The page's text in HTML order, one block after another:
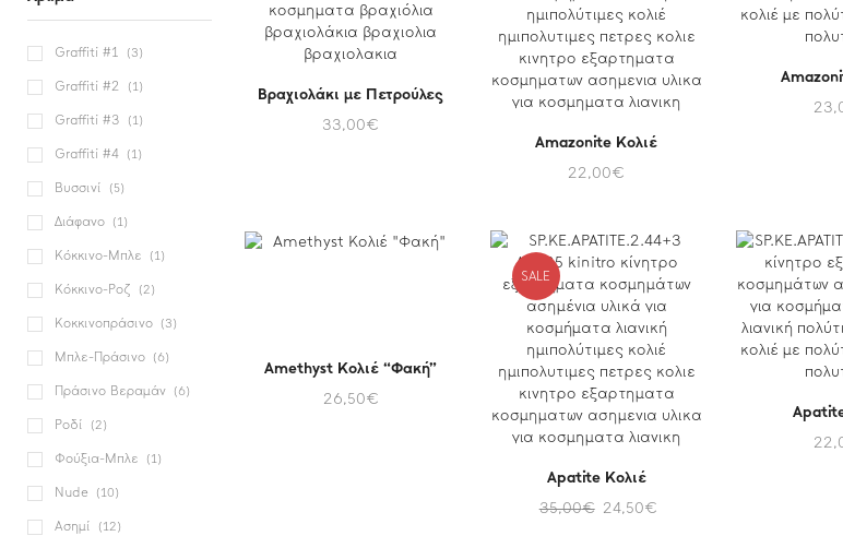
Βραχιολάκι με Πετρούλες
33,00€
Amazonite Κολιέ
22,00€
Amethyst Κολιέ “Φακή”
26,50€
SALE
Apatite Κολιέ
35,00€ 24,50€
Graffiti #1 (3)
Graffiti #2 (1)
Graffiti #3 (1)
Graffiti #4 (1)
Βυσσινί (5)
Διάφανο (1)
Κόκκινο-Μπλε (1)
Κόκκινο-Ροζ (2)
Κοκκινοπράσινο (3)
Μπλε-Πράσινο (6)
Πράσινο Βεραμάν (6)
Ροδί (2)
Φούξια-Μπλε (1)
Nude (10)
Ασημί (12)